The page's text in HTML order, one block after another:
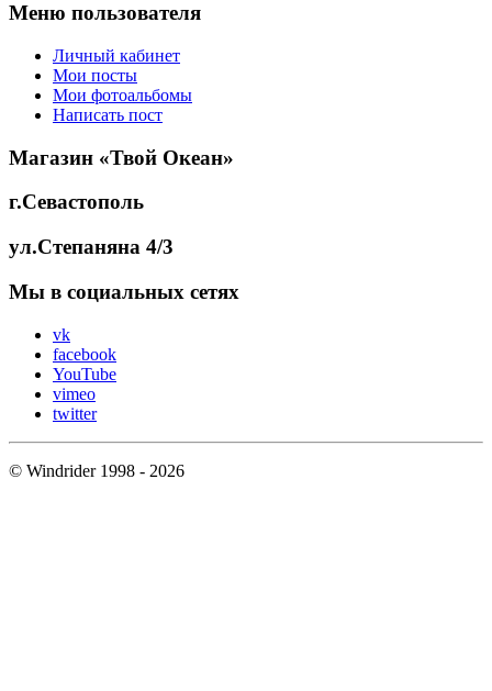
Меню пользователя
Личный кабинет
Мои посты
Мои фотоальбомы
Написать пост
Магазин «Твой Океан»
г.Севастополь
ул.Степаняна 4/3
Мы в социальных сетях
vk
facebook
YouTube
vimeo
twitter
© Windrider 1998 - 2026